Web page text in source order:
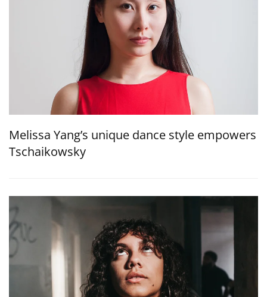
Melissa Yang’s unique dance style empowers
Tschaikowsky